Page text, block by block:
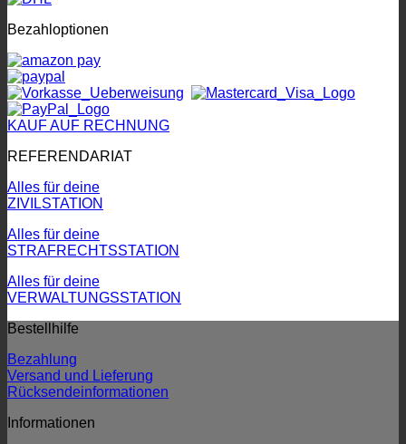
Bezahloptionen
KAUF AUF RECHNUNG
REFERENDARIAT
Alles für deine
ZIVILSTATION
Alles für deine
STRAFRECHTSSTATION
Alles für deine
VERWALTUNGSSTATION
Bestellhilfe
Bezahlung
Versand und Lieferung
Rücksendeinformationen
Informationen